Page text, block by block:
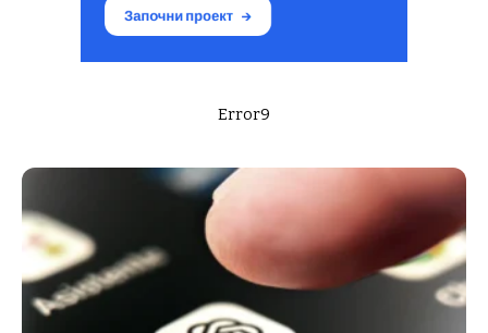
Error9